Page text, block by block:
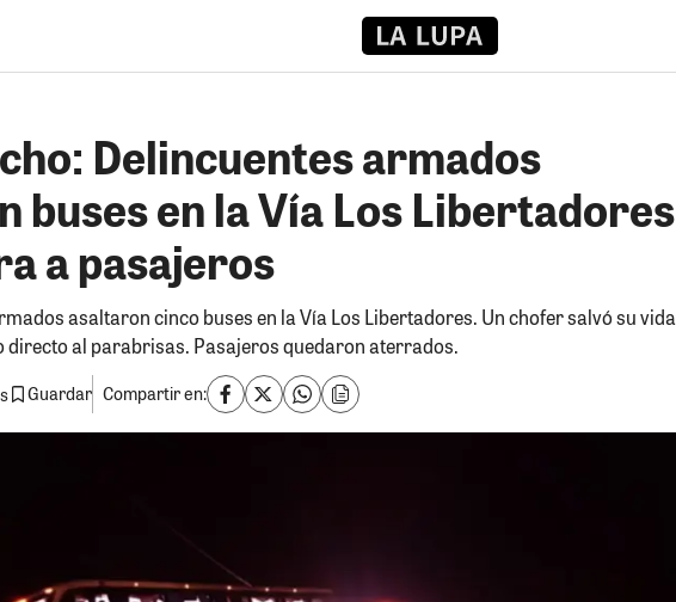
Delincuentes armados
buses en la Vía Los Libertadores
a pasajeros
asaltaron cinco buses en la Vía Los Libertadores. Un chofer salvó su vida
directo al parabrisas. Pasajeros quedaron aterrados.
Guardar Compartir en: